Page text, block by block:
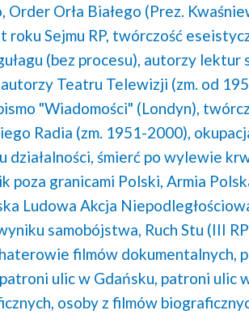
Order Orła Białego (Prez.
roku Sejmu RP, twórczość
(bez procesu), autorzy lektur
autorzy Teatru Telewizji (zm. od
"Wiadomości" (Londyn),
Radia (zm. 1951-2000),
działalności, śmierć po wylewie
poza granicami Polski, Armia
Ludowa Akcja
samobójstwa, Ruch Stu (III
filmów dokumentalnych,
patroni ulic w Gdańsku, patroni ulic
osoby z filmów